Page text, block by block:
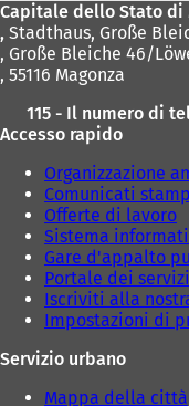
Capitale dello Stato di
, Stadthaus, Große
, Große Bleiche 46/
, 55116 Magonza
115 - Il numero di
Accesso rapido
Organizzazione
Comunicati
Offerte di lavoro
Sistema
Gare d'appalto
Portale dei
Iscriviti alla
Impostazioni di
Servizio urbano
Mappa della città